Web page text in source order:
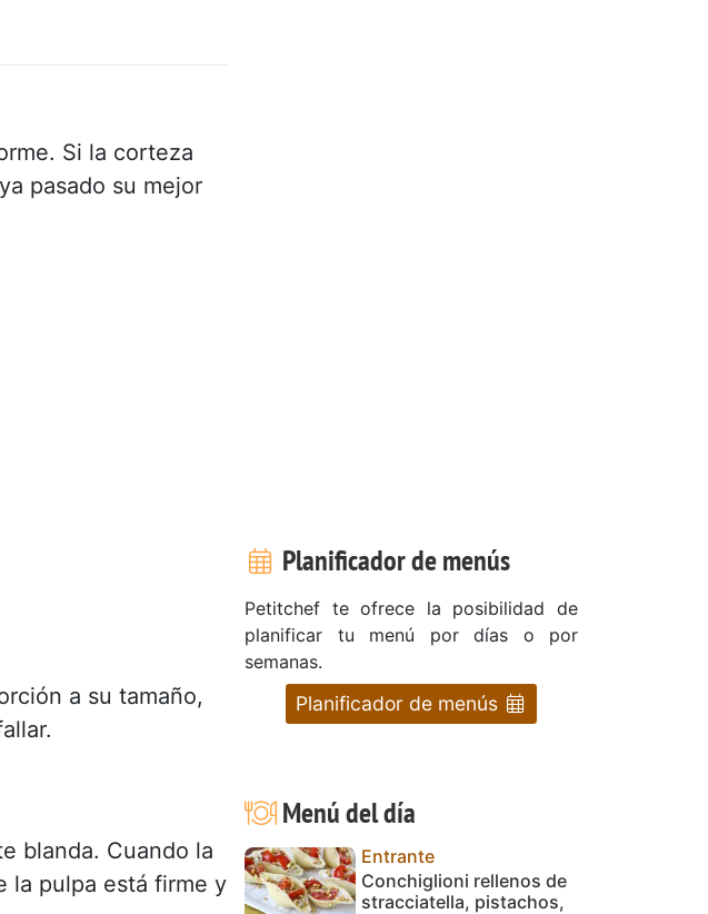
Si la corteza
pasado su mejor
a su tamaño,
blanda. Cuando la
la pulpa está firme y
Planificador de menús
Petitchef te ofrece la posibilidad de
planificar tu menú por días o por
semanas.
Planificador de menús
Menú del día
Entrante
Conchiglioni rellenos de
stracciatella, pistachos,